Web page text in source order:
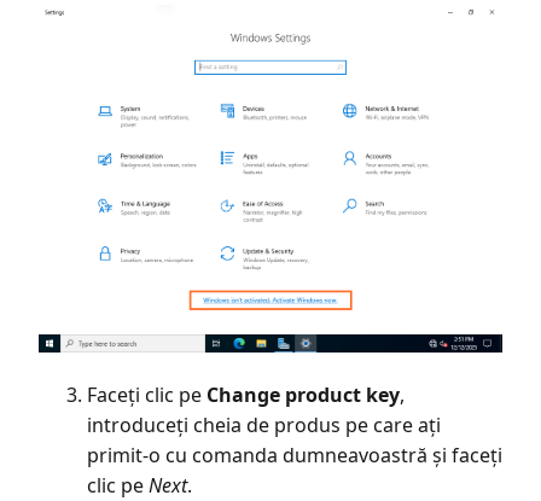
Faceți clic pe Change product key,
introduceți cheia de produs pe care ați
primit-o cu comanda dumneavoastră și faceți
clic peNext.